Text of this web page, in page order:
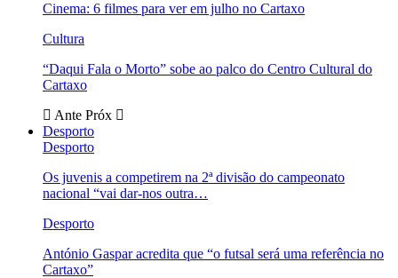
Cinema: 6 filmes para ver em julho no Cartaxo
Cultura
“Daqui Fala o Morto” sobe ao palco do Centro Cultural do
Cartaxo
Ante Próx
Desporto
Desporto
Os juvenis a competirem na 2ª divisão do campeonato
nacional “vai dar-nos outra…
Desporto
António Gaspar acredita que “o futsal será uma referência no
Cartaxo”